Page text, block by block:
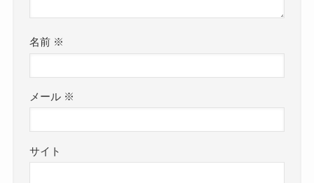
名前 ※
メール ※
サイト